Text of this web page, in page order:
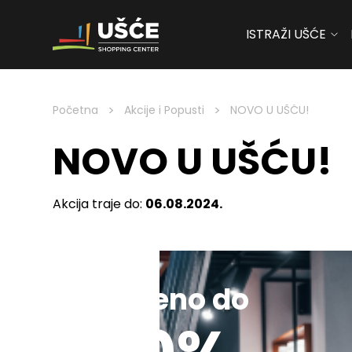
Skip to content
ISTRAŽI UŠĆE
Početna > Akcije i Popusti > NOVO U UŠĆU!
NOVO U UŠĆU!
Akcija traje do: 06.08.2024.
Sniženo do